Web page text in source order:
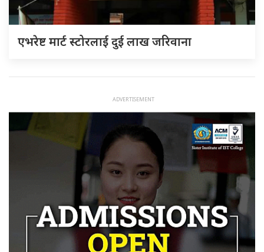
एभरेष्ट मार्ट स्टोरलाई दुई लाख जरिवाना